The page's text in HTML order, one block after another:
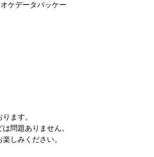
ケデータパッケー
ます。
問題ありません。
しみください。